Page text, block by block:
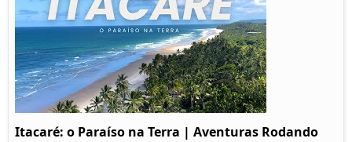
Itacaré: o Paraíso na Terra | Aventuras Rodando